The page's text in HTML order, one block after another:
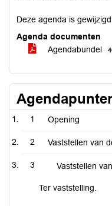
Deze agenda is
Agenda documenten
Agendabundel
1 Opening
2 Vaststellen van
3 Vaststellen
Ter vaststelling.